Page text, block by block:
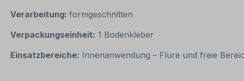
Verarbeitung: formgeschnitten
Verpackungseinheit: 1 Bodenkleber
Einsatzbereiche: Innenanwendung – Flure und freie